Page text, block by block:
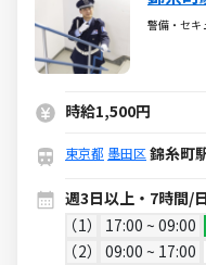
警備・セキ
時給1,500円
東京都 墨田区 錦糸町
週3日以上・7時間/
1
17:00 ~ 09:00
2 09:00 ~ 17:00